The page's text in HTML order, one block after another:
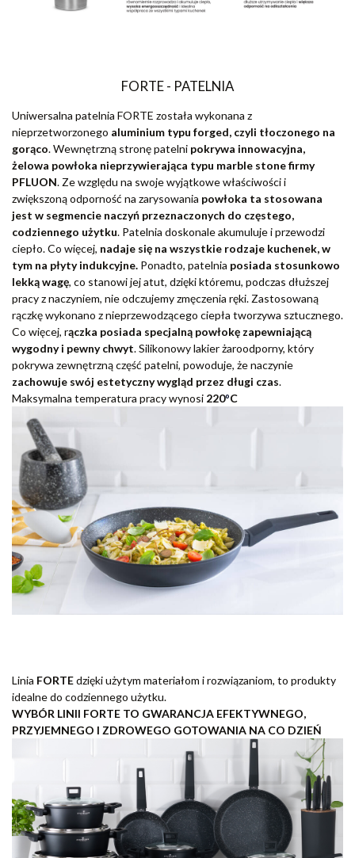
FORTE - PATELNIA
Uniwersalna patelnia FORTE została wykonana z
nieprzetworzonego aluminium typu forged, czyli tłoczonego na
gorąco. Wewnętrzną stronę patelni pokrywa innowacyjna,
żelowa powłoka nieprzywierająca typu marble stone firmy
PFLUON. Ze względu na swoje wyjątkowe właściwości i
zwiększoną odporność na zarysowania powłoka ta stosowana
jest w segmencie naczyń przeznaczonych do częstego,
codziennego użytku. Patelnia doskonale akumuluje i przewodzi
ciepło. Co więcej, nadaje się na wszystkie rodzaje kuchenek, w
tym na płyty indukcyjne. Ponadto, patelnia posiada stosunkowo
lekką wagę, co stanowi jej atut, dzięki któremu, podczas dłuższej
pracy z naczyniem, nie odczujemy zmęczenia ręki. Zastosowaną
rączkę wykonano z nieprzewodzącego ciepła tworzywa sztucznego.
Co więcej, rączka posiada specjalną powłokę zapewniającą
wygodny i pewny chwyt. Silikonowy lakier żaroodporny, który
pokrywa zewnętrzną część patelni, powoduje, że naczynie
zachowuje swój estetyczny wygląd przez długi czas.
Maksymalna temperatura pracy wynosi 220°C
Linia FORTEdzięki użytym materiałom i rozwiązaniom, to produkty
idealne do codziennego użytku.
WYBÓR LINII FORTE TO GWARANCJA EFEKTYWNEGO,
PRZYJEMNEGO I ZDROWEGO GOTOWANIA NA CO DZIEŃ